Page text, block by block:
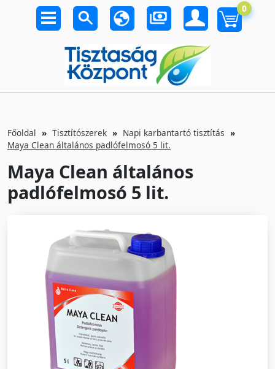
0
Főoldal Tisztítószerek
Napi karbantartó tisztítás
Maya Clean általános padlófelmosó 5 lit.
Maya Clean általános
padlófelmosó 5 lit.